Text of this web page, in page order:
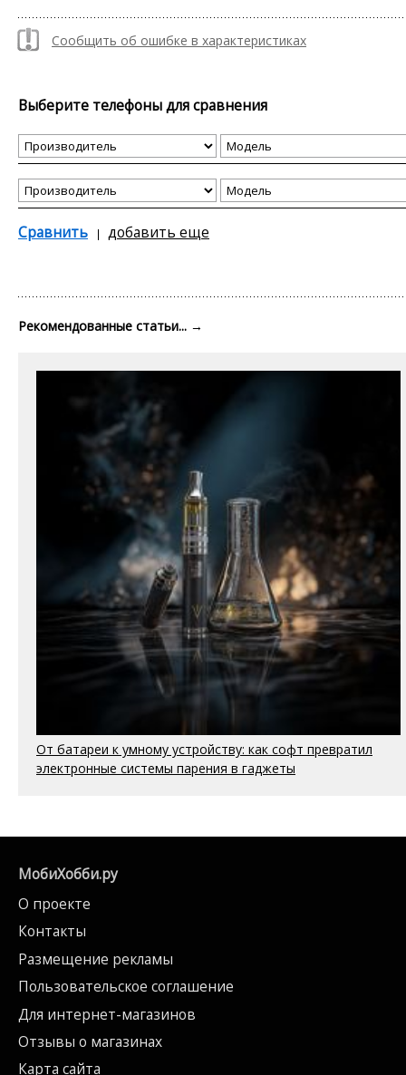
Сообщить об ошибке в характеристиках
Выберите телефоны для сравнения
Сравнить добавить еще
Рекомендованные статьи... →
От батареи к умному устройству: как софт превратил
электронные системы парения в гаджеты
МобиХобби.ру
О проекте
Контакты
Размещение рекламы
Пользовательское соглашение
Для интернет-магазинов
Отзывы о магазинах
Карта сайта